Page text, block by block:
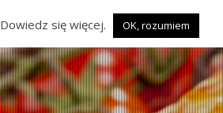
Dowiedz się więcej. OK, rozumiem